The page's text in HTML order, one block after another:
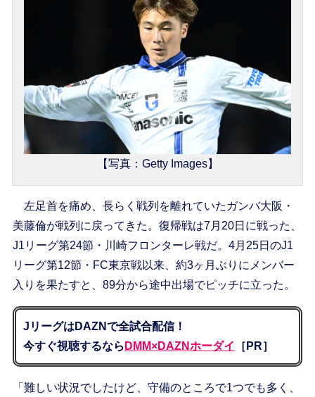
【写真：Getty Images】
左足首を痛め、長らく戦列を離れていたガンバ大阪・
美藤倫が戦列に戻ってきた。復帰戦は7月20日に戦った、
J1リーグ第24節・川崎フロンターレ戦だ。4月25日のJ1
リーグ第12節・FC東京戦以来、約3ヶ月ぶりにメンバー
入りを果たすと、89分から途中出場でピッチに立った。
JリーグはDAZNで全試合配信！
今すぐ視聴するなら DMM×DAZNホーダイ ［PR］
「難しい状況でしたけど、守備のところで1つでも多く、